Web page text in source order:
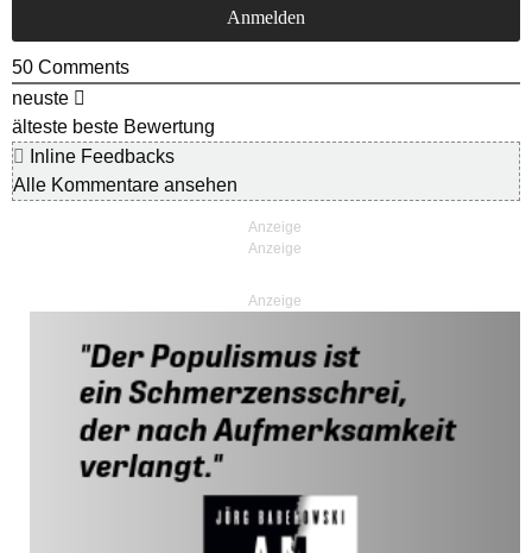
50 Comments
neuste
älteste beste Bewertung
Inline Feedbacks
Alle Kommentare ansehen
Anzeige